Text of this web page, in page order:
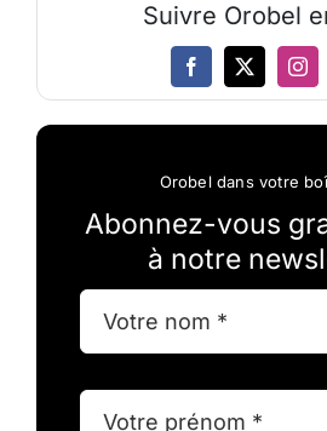
Suivre Orobel
Orobel dans votre
Abonnez-vous
à notre